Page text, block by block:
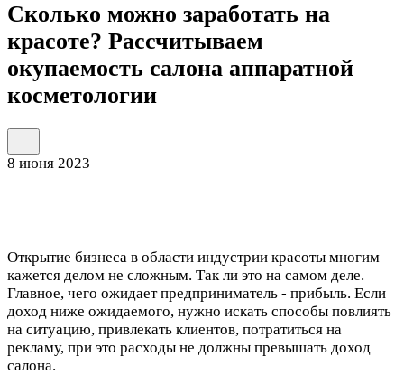
Сколько можно заработать на
красоте? Рассчитываем
окупаемость салона аппаратной
косметологии
8 июня 2023
Открытие бизнеса в области индустрии красоты многим
кажется делом не сложным. Так ли это на самом деле.
Главное, чего ожидает предприниматель - прибыль. Если
доход ниже ожидаемого, нужно искать способы повлиять
на ситуацию, привлекать клиентов, потратиться на
рекламу, при это расходы не должны превышать доход
салона.